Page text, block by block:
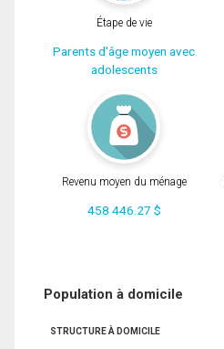
Étape de vie
Parents d'âge moyen avec
adolescents
Revenu moyen du ménage
458 446.27 $
Population à domicile
STRUCTURE À DOMICILE